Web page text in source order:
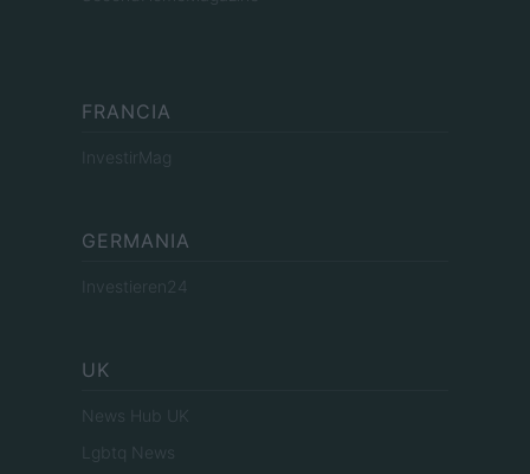
FRANCIA
InvestirMag
GERMANIA
Investieren24
UK
News Hub UK
Lgbtq News